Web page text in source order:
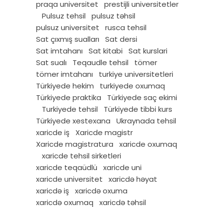
praqa universitet
prestijli universitetler
Pulsuz tehsil
pulsuz təhsil
pulsuz universitet
rusca tehsil
Sat çıxmış sualları
Sat dersi
Sat imtahanı
Sat kitabi
Sat kurslari
Sat sualı
Teqaudle tehsil
tömer
tömer imtahanı
turkiye universitetleri
Türkiyede hekim
turkiyede oxumaq
Türkiyede praktika
Türkiyede saç ekimi
Turkiyede tehsil
Türkiyede tibbi kurs
Türkiyede xestexana
Ukraynada tehsil
xaricde iş
Xaricde magistr
Xaricde magistratura
xaricde oxumaq
xaricde tehsil sirketleri
xaricde teqaüdlü
xaricde uni
xaricde universitet
xaricdə həyat
xaricdə iş
xaricdə oxuma
xaricdə oxumaq
xaricdə təhsil